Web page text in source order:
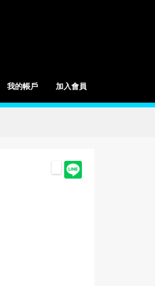
我的帳戶 加入會員